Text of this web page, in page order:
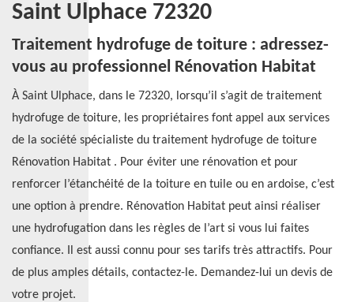
Saint Ulphace 72320
Traitement hydrofuge de toiture : adressez-
vous au professionnel Rénovation Habitat
À Saint Ulphace, dans le 72320, lorsqu’il s’agit de traitement
hydrofuge de toiture, les propriétaires font appel aux services
de la société spécialiste du traitement hydrofuge de toiture
Rénovation Habitat . Pour éviter une rénovation et pour
renforcer l’étanchéité de la toiture en tuile ou en ardoise, c’est
une option à prendre. Rénovation Habitat peut ainsi réaliser
une hydrofugation dans les règles de l’art si vous lui faites
confiance. Il est aussi connu pour ses tarifs très attractifs. Pour
de plus amples détails, contactez-le. Demandez-lui un devis de
votre projet.